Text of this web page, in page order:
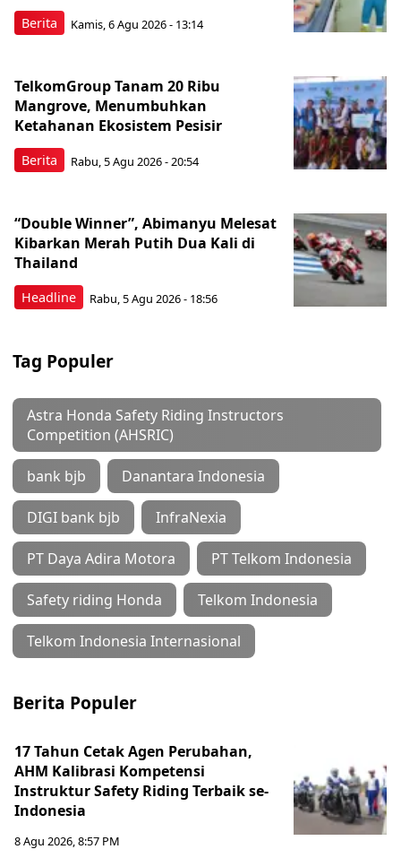
Berita Kamis, 6 Agu 2026 - 13:14
Berita
TelkomGroup Tanam 20 Ribu
Mangrove, Menumbuhkan
Ketahanan Ekosistem Pesisir
Rabu, 5 Agu 2026 - 20:54
Headline
“Double Winner”, Abimanyu Melesat
Kibarkan Merah Putih Dua Kali di
Thailand
Rabu, 5 Agu 2026 - 18:56
Tag Populer
Astra Honda Safety Riding Instructors
Competition (AHSRIC)
bank bjb Danantara Indonesia
DIGI bank bjb InfraNexia
PT Daya Adira Motora PT Telkom Indonesia
Safety riding Honda Telkom Indonesia
Telkom Indonesia Internasional
Berita Populer
17 Tahun Cetak Agen Perubahan,
AHM Kalibrasi Kompetensi
Instruktur Safety Riding Terbaik se-
Indonesia
8 Agu 2026, 8:57 PM